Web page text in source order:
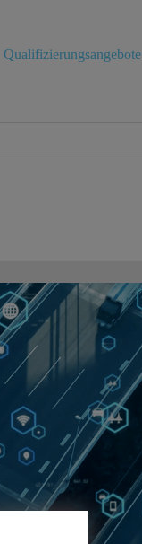
Qualifizierungsangebote